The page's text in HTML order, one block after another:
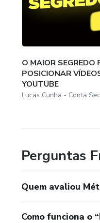
O MAIOR SEGREDO
POSICIONAR
YOUTUBE
Lucas Cunha - Conta
Perguntas
Quem avaliou
Como funciona o